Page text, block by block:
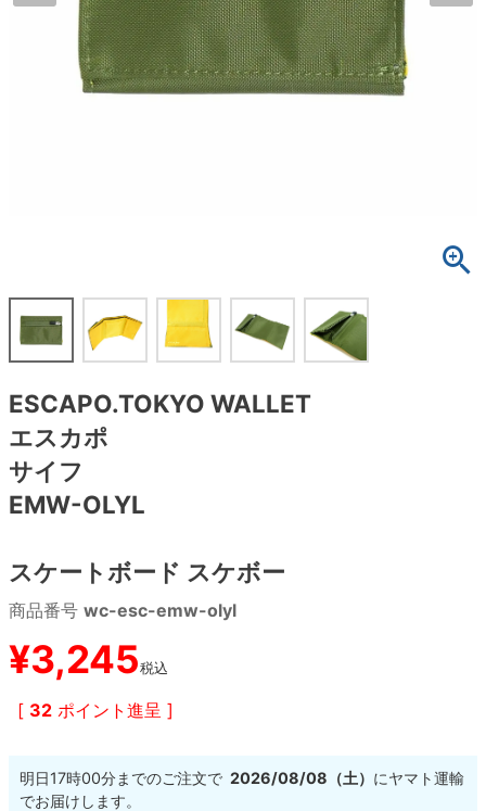
ESCAPO.TOKYO WALLET
エスカポ
サイフ
EMW-OLYL
スケートボード スケボー
商品番号 wc-esc-emw-olyl
¥3,245税込
[ 32 ポイント進呈 ]
明日17時00分までのご注文で 2026/08/08（土） にヤマト運輸
でお届けします。
8.4inch
8.5inch
8.6inch
8.7inch
8.8inch
8.9inch
9.0inch以上
高性能デッキ
8.0inch
8.5inch
8.6inch
8.7inch
8.8inch
8.9inch
9.0inch以上
64mm
65mm
70mm
72mm
75mm
110mm
ボーンズ STF（エスティーエフ）
パウエルペラルタ DF（ドラゴンフォーミュ
デッキテープ
ボルト
練習用アイテム（初心者におすすめ）
スケートケース・バッグ
メディア（雑誌・DVD・CD）
24.5cm
27.5cm
28cm
28.5cm
29cm
29.5cm
30cm
シューレース・その他
パンツ
ショーツ
キャップ
ソックス
アンダーウエア
サイズの測り方
INFO
スケートパーク情報
プライバシーポリシー
特定商取引法に基づく表記